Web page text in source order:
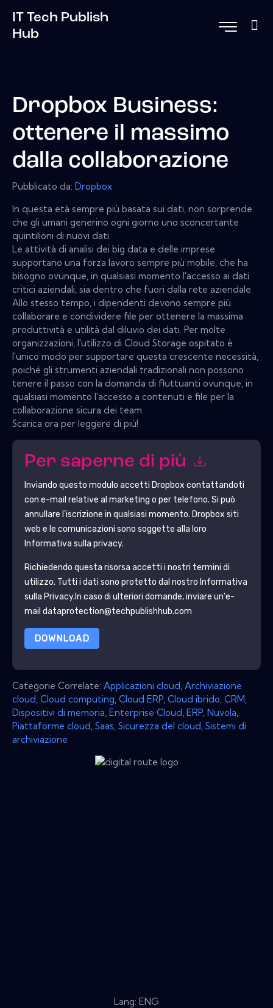
IT Tech Publish
Hub
Dropbox Business:
ottenere il massimo
dalla collaborazione
Pubblicato da: Dropbox
In questa età sempre più basata sui dati, non sorprende
che gli umani generino ogni giorno uno sconcertante
quintilioni di nuovi dati.
Le attività di analisi dei big data e delle imprese
supportano una forza lavoro sempre più mobile, che ha
bisogno ovunque, in qualsiasi momento l'accesso ai dati
critici aziendali, sia dentro che fuori dalla rete aziendale.
Allo stesso tempo, i dipendenti devono sempre più
collaborare e condividere file per ottenere la massima
produttività e utilità dal diluvio dei dati. Per molte
organizzazioni, l'utilizzo di Cloud Storage ospitato è
l'unico modo per supportare questa crescente necessità,
poiché gli strumenti aziendali tradizionali non possono
tenere il passo con la domanda di fluttuanti ovunque, in
qualsiasi momento l'accesso a contenuti e file per la
collaborazione sicura dei team.
Scarica ora per leggere di più!
Per saperne di più
Inviando questo modulo accetti Dropbox contattandoti
con e-mail relative al marketing o per telefono. Si può
annullare l'iscrizione in qualsiasi momento. Dropbox siti
web e le comunicazioni sono soggette alla loro
Informativa sulla privacy.
Richiedendo questa risorsa accetti i nostri termini di
utilizzo. Tutti i dati sono protetto dal nostro Informativa
sulla Privacy.In caso di ulteriori domande, inviare un'e-
mail dataprotection@techpublishhub.com
DOWNLOAD
Categorie Correlate: Applicazioni cloud Archiviazione
cloud Cloud computing Cloud ERP Cloud ibrido CRM
Dispositivi di memoria Enterprise Cloud ERP Nuvola
Piattaforme cloud Saas Sicurezza del cloud Sistemi di
archiviazione
Lang: ENG